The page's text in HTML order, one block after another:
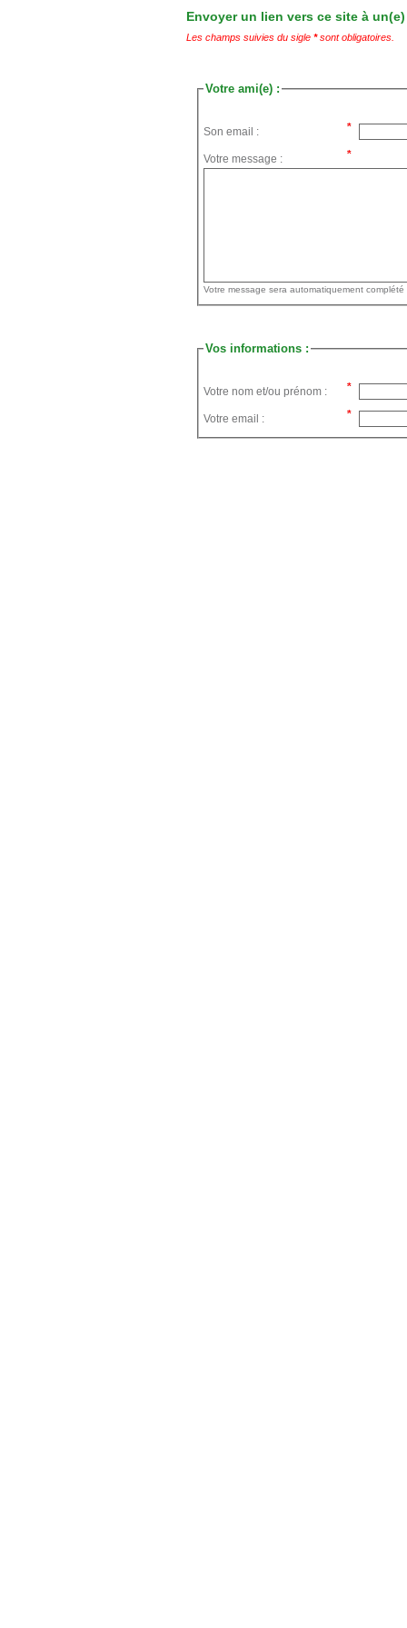
Envoyer un lien vers ce site à
Les champs suivies du sigle *sont obligatoires.
Votre ami(e) :
Son email :
Votre message :
Vos informations :
Votre nom et/ou prénom :
Votre email :